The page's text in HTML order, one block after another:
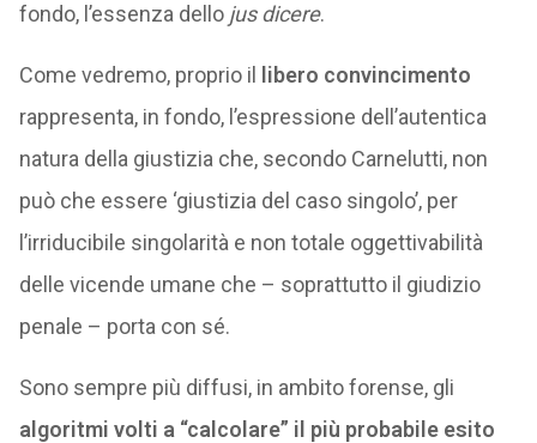
fondo, l’essenza dello jus dicere.
Come vedremo, proprio il
libero convincimento
rappresenta, in fondo, l’espressione dell’autentica
natura della giustizia che, secondo Carnelutti, non
può che essere ‘giustizia del caso singolo’, per
l’irriducibile singolarità e non totale oggettivabilità
delle vicende umane che – soprattutto il giudizio
penale – porta con sé.
Sono sempre più diffusi, in ambito forense, gli
algoritmi volti a “calcolare” il più probabile esito